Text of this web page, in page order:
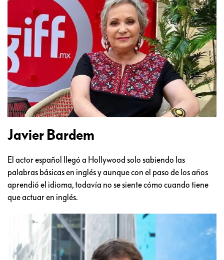
Javier Bardem
El actor español llegó a Hollywood solo sabiendo las
palabras básicas en inglés y aunque con el paso de los años
aprendió el idioma, todavía no se siente cómo cuando tiene
que actuar en inglés.